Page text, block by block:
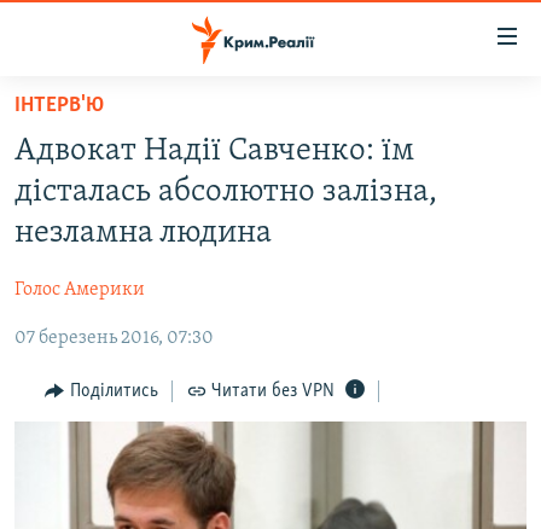
Перейти
основного
матеріалу
до
основної
Перейти
пошуку
ВОДА.КРИМ
БЛОГИ
ПОГЛЯД
ІНТЕРВ'Ю
ВСЕ ЗА ДЕНЬ
СПЕЦПРОЕКТИ
ДЕПОРТАЦІЯ
ЯК ОБІЙТИ БЛОКУВАННЯ
ІНТЕРВ'Ю
Адвокат Надії Савченко: їм
дісталась абсолютно залізна,
незламна людина
Голос Америки
07 березень 2016, 07:30
Поділитись Читати без VPN